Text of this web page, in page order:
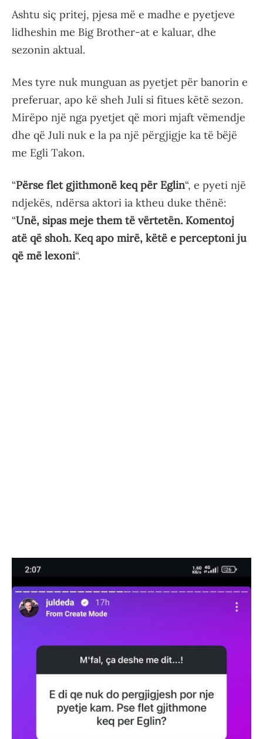
Ashtu siç pritej, pjesa më e madhe e pyetjeve
lidheshin me Big Brother-at e kaluar, dhe
sezonin aktual.
Mes tyre nuk munguan as pyetjet për banorin e
preferuar, apo kë sheh Juli si fitues këtë sezon.
Mirëpo një nga pyetjet që mori mjaft vëmendje
dhe që Juli nuk e la pa një përgjigje ka të bëjë
me Egli Takon.
“Përse flet gjithmonë keq për Eglin“, e pyeti një
ndjekës, ndërsa aktori ia ktheu duke thënë:
“Unë, sipas meje them të vërtetën. Komentoj
atë që shoh. Keq apo mirë, këtë e perceptoni ju
që më lexoni“.